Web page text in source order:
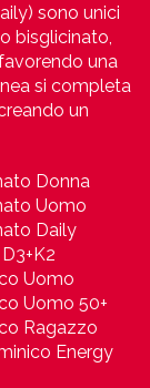
sono unici
bisglicinato,
una
si completa
un
Donna
Uomo
Daily
Uomo
Uomo 50+
Ragazzo
Energy